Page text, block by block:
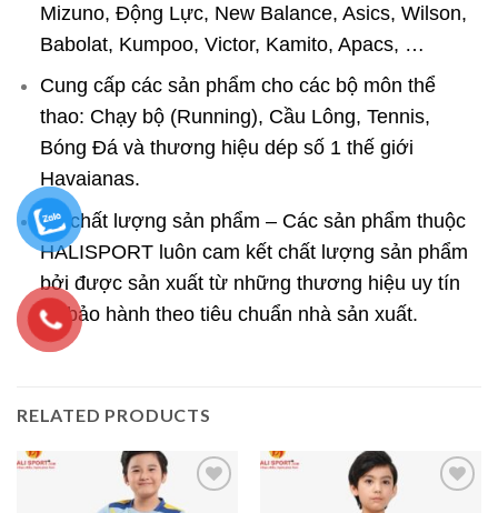
Mizuno, Động Lực, New Balance, Asics, Wilson,
Babolat, Kumpoo, Victor, Kamito, Apacs, …
Cung cấp các sản phẩm cho các bộ môn thể
thao: Chạy bộ (Running), Cầu Lông, Tennis,
Bóng Đá và thương hiệu dép số 1 thế giới
Havaianas.
Về chất lượng sản phẩm – Các sản phẩm thuộc
HALISPORT luôn cam kết chất lượng sản phẩm
bởi được sản xuất từ những thương hiệu uy tín
và bảo hành theo tiêu chuẩn nhà sản xuất.
RELATED PRODUCTS